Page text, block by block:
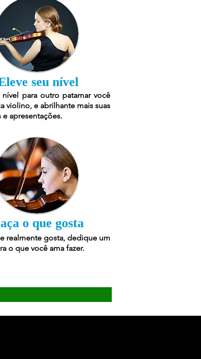
seu nível
nível para outro patamar você
violino, e abrilhante mais suas
e apresentações.
o que gosta
realmente gosta, dedique um
o que você ama fazer.